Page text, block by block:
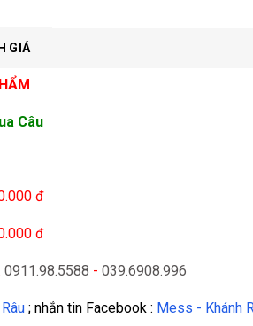
GIÁ
Câu
đ
đ
0911.98.5588 - 039.6908.996
; nhắn tin Facebook : Mess - Khánh